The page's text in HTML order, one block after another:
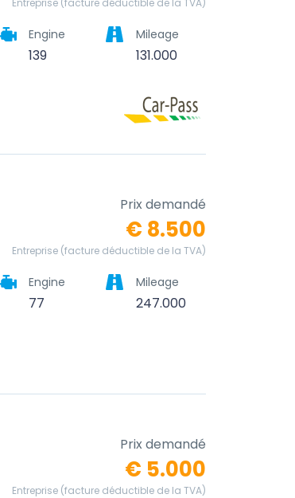
Entreprise (facture déductible de la TVA)
Engine
139
Mileage
131.000
Prix demandé
€ 8.500
Entreprise (facture déductible de la TVA)
Engine
77
Mileage
247.000
Prix demandé
€ 5.000
Entreprise (facture déductible de la TVA)